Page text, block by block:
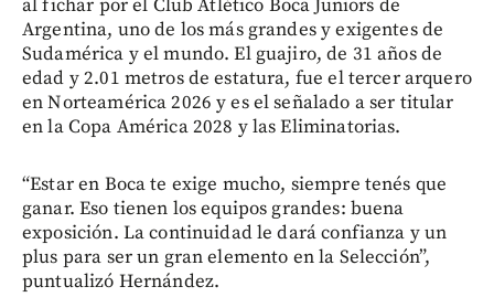
al fichar por el Club Atlético Boca Juniors de
Argentina, uno de los más grandes y exigentes de
Sudamérica y el mundo. El guajiro, de 31 años de
edad y 2.01 metros de estatura, fue el tercer arquero
en Norteamérica 2026 y es el señalado a ser titular
en la Copa América 2028 y las Eliminatorias.
“Estar en Boca te exige mucho, siempre tenés que
ganar. Eso tienen los equipos grandes: buena
exposición. La continuidad le dará confianza y un
plus para ser un gran elemento en la Selección”,
puntualizó Hernández.